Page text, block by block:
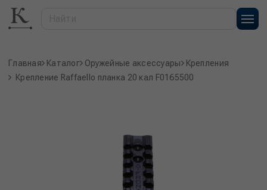
Главная Каталог Оружейные аксессуары
Крепления
Крепление Raffaello планка 20 кал F0165500